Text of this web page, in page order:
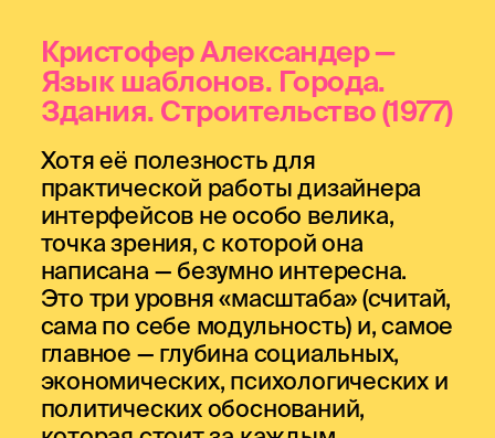
Кристофер Александер —
Язык шаблонов. Города.
Здания. Строительство (1977)
Хотя её полезность для
практической работы дизайнера
интерфейсов не особо велика,
точка зрения, с которой она
написана — безумно интересна.
Это три уровня «масштаба» (считай,
сама по себе модульность) и, самое
главное — глубина социальных,
экономических, психологических и
политических обоснований,